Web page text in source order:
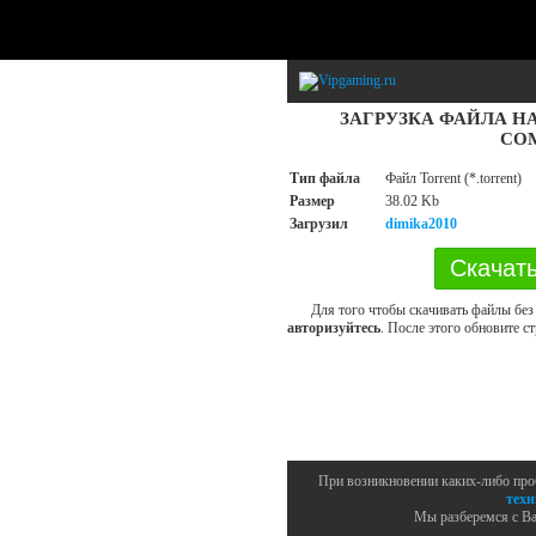
ЗАГРУЗКА ФАЙЛА
Тип файла
Файл Torrent (*.torrent)
Размер
38.02 Kb
Загрузил
dimika2010
Для того чтобы скачивать файлы
авторизуйтесь. После этого обновите
При возникновении каких-либо
Мы разберемся с